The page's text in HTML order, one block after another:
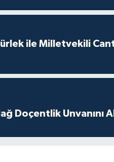
ile Milletvekili
Doçentlik Unvanını